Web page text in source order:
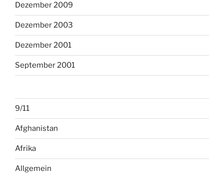
Dezember 2009
Dezember 2003
Dezember 2001
September 2001
9/11
Afghanistan
Afrika
Allgemein